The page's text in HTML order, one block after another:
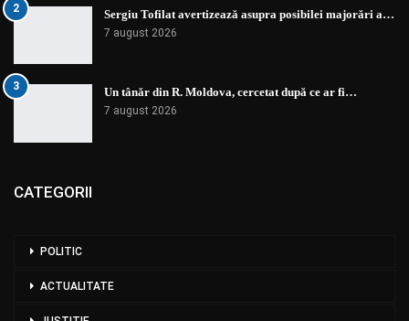
2 Sergiu Tofilat avertizează asupra posibilei majorări a…
7 august 2026
3 Un tânăr din R. Moldova, cercetat după ce ar fi…
7 august 2026
CATEGORII
POLITIC
ACTUALITATE